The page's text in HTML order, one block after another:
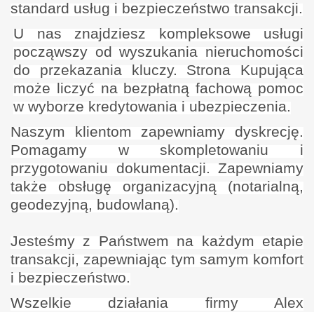
standard usług i bezpieczeństwo transakcji.
U nas znajdziesz kompleksowe usługi
począwszy od wyszukania nieruchomości
do przekazania kluczy. Strona Kupująca
może liczyć na bezpłatną fachową pomoc
w wyborze kredytowania i ubezpieczenia.
Naszym klientom zapewniamy dyskrecję.
Pomagamy w skompletowaniu i
przygotowaniu dokumentacji. Zapewniamy
także obsługę organizacyjną (notarialną,
geodezyjną, budowlaną).
Jesteśmy z Państwem na każdym etapie
transakcji, zapewniając tym samym komfort
i bezpieczeństwo.
Wszelkie działania firmy Alex